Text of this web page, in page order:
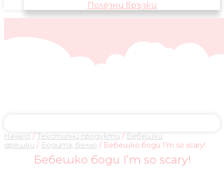
Полезни връзки
Начало / Текстилни продукти / Бебешки
дрешки / Бодита, бельо / Бебешко боди I’m so scary!
Бебешко боди I’m so scary!